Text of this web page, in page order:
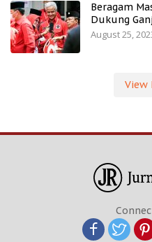
Beragam
Dukung
August 25,
View